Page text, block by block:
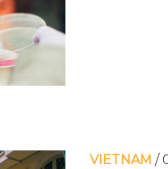
VIETNAM /